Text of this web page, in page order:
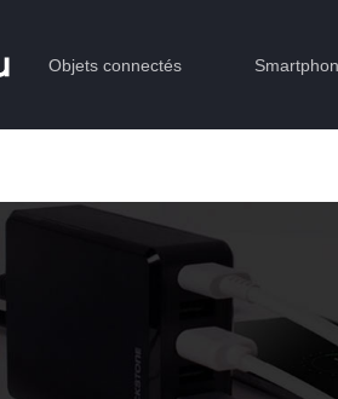
Objets connectés